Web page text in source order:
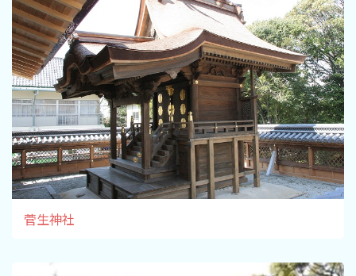
リンク集
for Business
菅生神社